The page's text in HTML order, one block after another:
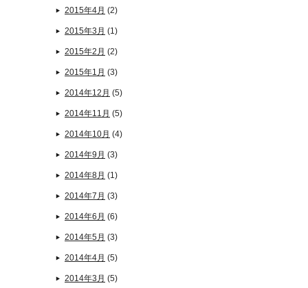
2015年4月 (2)
2015年3月 (1)
2015年2月 (2)
2015年1月 (3)
2014年12月 (5)
2014年11月 (5)
2014年10月 (4)
2014年9月 (3)
2014年8月 (1)
2014年7月 (3)
2014年6月 (6)
2014年5月 (3)
2014年4月 (5)
2014年3月 (5)